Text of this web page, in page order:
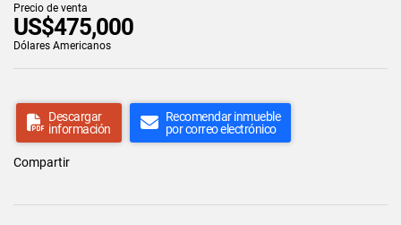
Precio de venta
US$475,000
Dólares Americanos
Descargar
información
Recomendar inmueble
por correo electrónico
Compartir